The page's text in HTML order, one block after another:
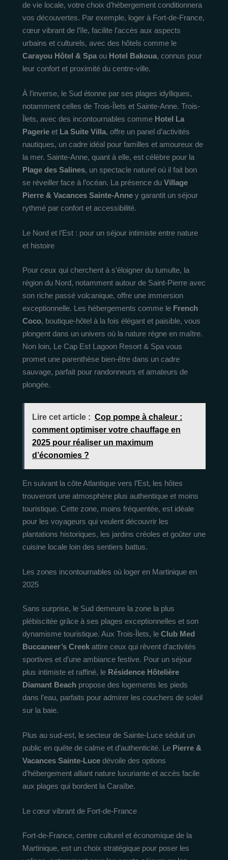
de vie locale, votre choix d’hébergement conditionnera
vos découvertes. Par exemple, loger à Fort-de-France,
cœur vibrant de l’île, facilite l’accès aux aspects
urbains et culturels, avec des hôtels comme le
Carayou Hôtel & Spaou Hotel Bakoua, connus pour
leur confort et proximité du centre-ville.
À l’inverse, le Sud étonne par ses plages idylliques,
notamment celles de Trois-Îlets et Sainte-Anne. Trois-
Îlets, avec des incontournables comme Hotel La
Pagerie et La Suite Villa, offre un panel d’activités
nautiques, un cadre idéal pour familles et amoureux de
la mer. Sainte-Anne, quant à elle, est célèbre pour la
Plage des Salines, un spectacle naturel où il fait bon
se réveiller face à l’océan. La présence du Village
Pierre & Vacances Sainte-Anne y garantit un séjour
rythmé par confort et accessibilité.
Le Nord et l’Est : pour un séjour intimiste entre nature
et histoire
Pour ceux qui cherchent à s’éloigner du tumulte, la
région du Nord, notamment autour de Saint-Pierre avec
son riche passé volcanique, offre une immersion
exceptionnelle. Les hébergements comme le French
Coco, boutique-hôtel à la fois élégant et paisible, vous
plongent dans un univers où la nature règne en maître.
Non loin, Le Cap Est Lagoon Resort & Spa vous
promet une parenthèse bien-être dans un cadre
sauvage, parfait pour randonneurs et amateurs de
plongée.
Lire cet article : Cop pompe à chaleur :
comment optimiser votre chauffage en
2025 pour réaliser un maximum
d’économies ?
En suivant la côte Atlantique vers l’Est, les hôtes
trouveront une atmosphère plus authentique et moins
touristique. Cette zone, moins fréquentée, est idéale
pour les voyageurs qui veulent découvrir les
plantations historiques, les jardins créoles et goûter une
cuisine locale loin des sentiers battus.
Les zones incontournables où loger en Martinique en
2025
Sans surprise, le Sud demeure la zone la plus
plébiscitée grâce à ses plages exceptionnelles et son
dynamisme touristique. Aux Trois-Îlets, le Club Med
Buccaneer’s Creek attire ceux qui rêvent d’activités
sportives et d’une ambiance festive. Pour un séjour
plus intimiste et raffiné, le Résidence Hôtelière
Diamant Beach propose des logements les pieds
dans l’eau, parfaits pour admirer les couchers de soleil
sur la baie.
Plus au sud-est, le secteur de Sainte-Luce séduit un
public en quête de calme et d’authenticité. Le Pierre &
Vacances Sainte-Luce dévoile des options
d’hébergement alliant nature luxuriante et accès facile
aux plages qui bordent la Caraïbe.
Le cœur vibrant de Fort-de-France
Fort-de-France, centre culturel et économique de la
Martinique, est un choix stratégique pour poser les